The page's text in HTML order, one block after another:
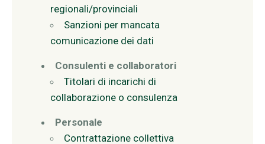
regionali/provinciali
Sanzioni per mancata
comunicazione dei dati
Consulenti e collaboratori
Titolari di incarichi di
collaborazione o consulenza
Personale
Contrattazione collettiva